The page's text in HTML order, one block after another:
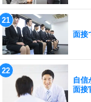
面接
自信
面接